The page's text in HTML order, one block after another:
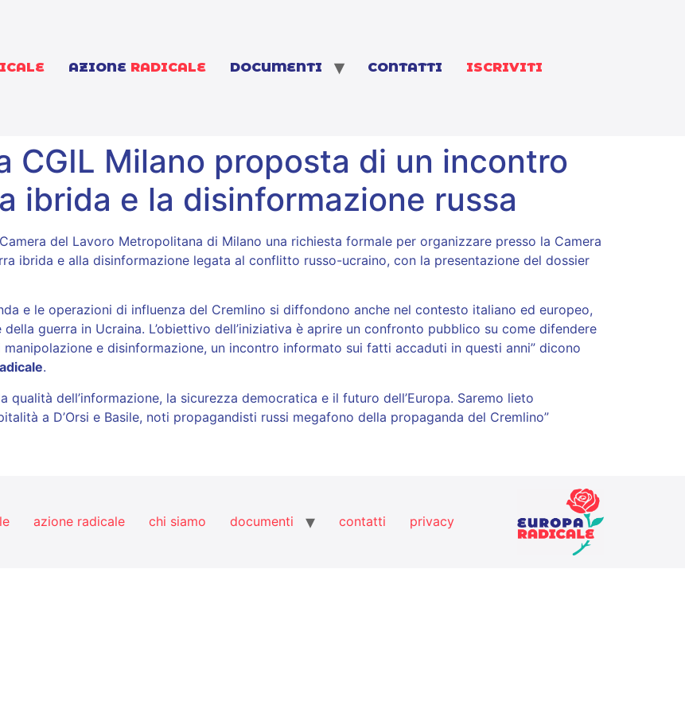
AZIONE RADICALE DOCUMENTI CONTATTI ISCRIVITI
CGIL Milano proposta di un incontro
ibrida e la disinformazione russa
del Lavoro Metropolitana di Milano una richiesta formale per organizzare presso la Camera
ibrida e alla disinformazione legata al conflitto russo-ucraino, con la presentazione del dossier
e le operazioni di influenza del Cremlino si diffondono anche nel contesto italiano ed europeo,
guerra in Ucraina. L’obiettivo dell’iniziativa è aprire un confronto pubblico su come difendere
e disinformazione, un incontro informato sui fatti accaduti in questi anni” dicono
.
dell’informazione, la sicurezza democratica e il futuro dell’Europa. Saremo lieto
a D’Orsi e Basile, noti propagandisti russi megafono della propaganda del Cremlino”
azione radicale chi siamo documenti contatti privacy